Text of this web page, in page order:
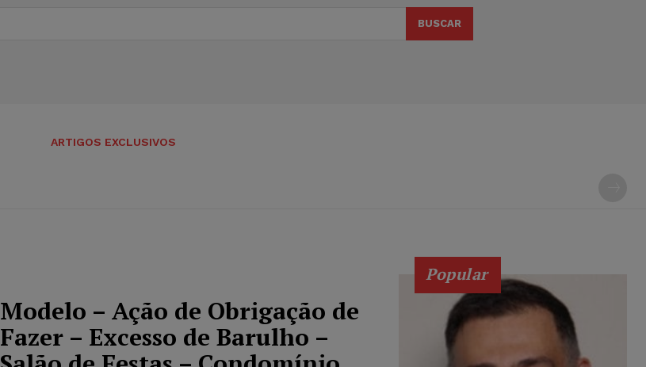
BUSCAR
ARTIGOS EXCLUSIVOS
Modelo – Ação de Obrigação de
Fazer – Excesso de Barulho –
Popular